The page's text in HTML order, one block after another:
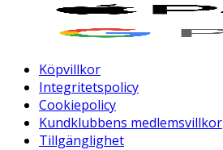
Köpvillkor
Integritetspolicy
Cookiepolicy
Kundklubbens medlemsvillkor
Tillgänglighet